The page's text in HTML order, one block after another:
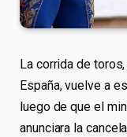
La corrida de
España, vuelve a
luego de que el
anunciara la